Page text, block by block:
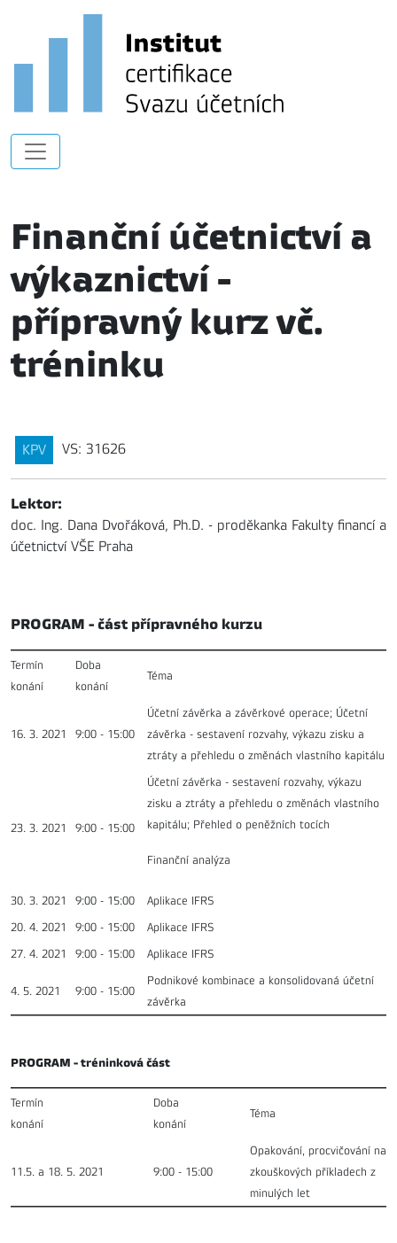
Finanční účetnictví a
výkaznictví -
přípravný kurz vč.
tréninku
KPV VS: 31626
Lektor:
doc. Ing. Dana Dvořáková, Ph.D. - proděkanka Fakulty financí a
účetnictví VŠE Praha
PROGRAM - část přípravného kurzu
Termín
konání
Doba
konání
Téma
16. 3. 2021 9:00 - 15:00
Účetní závěrka a závěrkové operace; Účetní
závěrka - sestavení rozvahy, výkazu zisku a
ztráty a přehledu o změnách vlastního kapitálu
23. 3. 2021 9:00 - 15:00
Účetní závěrka - sestavení rozvahy, výkazu
zisku a ztráty a přehledu o změnách vlastního
kapitálu; Přehled o peněžních tocích
Finanční analýza
30. 3. 2021 9:00 - 15:00
Aplikace IFRS
20. 4. 2021
9:00 - 15:00
Aplikace IFRS
27. 4. 2021
9:00 - 15:00 Aplikace IFRS
4. 5. 2021 9:00 - 15:00
Podnikové kombinace a konsolidovaná účetní
závěrka
PROGRAM - tréninková část
Termín
konání
Doba
konání
Téma
11.5. a 18. 5. 2021 9:00 - 15:00
Opakování, procvičování na
zkouškových příkladech z
minulých let